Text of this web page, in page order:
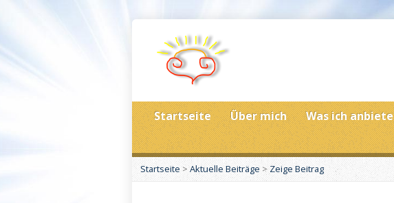
Startseite Über mich Was ich anbiete
Startseite>Aktuelle Beiträge >Zeige Beitrag